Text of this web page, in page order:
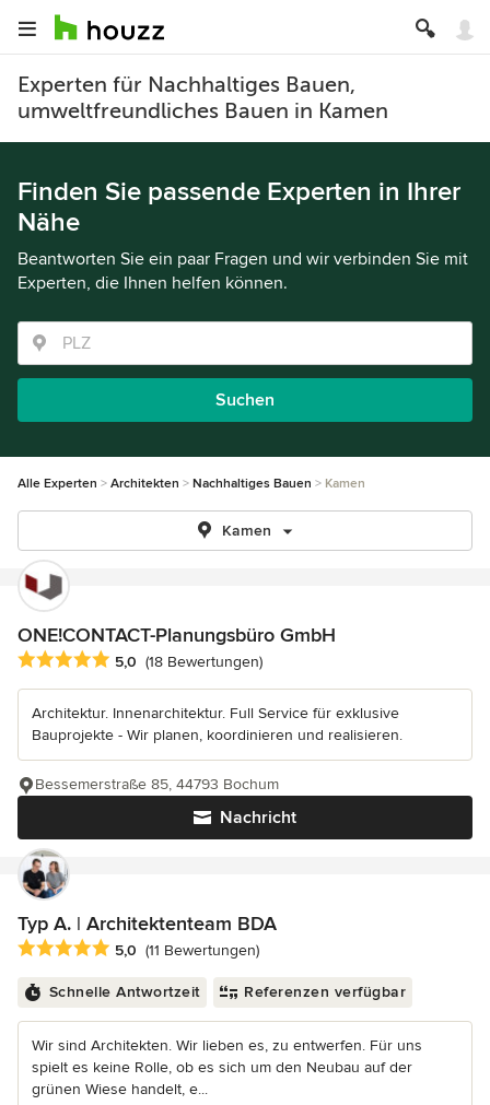
Experten für Nachhaltiges Bauen,
umweltfreundliches Bauen in Kamen
Finden Sie passende Experten in Ihrer
Nähe
Beantworten Sie ein paar Fragen und wir verbinden Sie mit
Experten, die Ihnen helfen können.
Suchen
Alle Experten Architekten Nachhaltiges Bauen Kamen
Kamen
ONE!CONTACT-Planungsbüro GmbH
Durchschnittliche Bewertung: 5 von 5 Sternen
5,0 (18 Bewertungen)
Architektur. Innenarchitektur. Full Service für exklusive
Bauprojekte - Wir planen, koordinieren und realisieren.
Nachricht
Bessemerstraße 85, 44793 Bochum
Typ A. | Architektenteam BDA
Durchschnittliche Bewertung: 5 von 5 Sternen
5,0 (11 Bewertungen)
Schnelle Antwortzeit Referenzen verfügbar
Wir sind Architekten. Wir lieben es, zu entwerfen. Für uns
spielt es keine Rolle, ob es sich um den Neubau auf der
grünen Wiese handelt, e...